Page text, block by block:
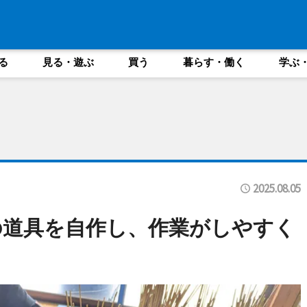
見る・遊ぶ 買う 暮らす・働く 学ぶ
2025.08.05
具を自作し、作業がしやすく